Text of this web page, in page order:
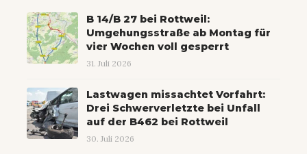
B 14/B 27 bei Rottweil:
Umgehungsstraße ab Montag für
vier Wochen voll gesperrt
31. Juli 2026
Lastwagen missachtet Vorfahrt:
Drei Schwerverletzte bei Unfall
auf der B462 bei Rottweil
30. Juli 2026